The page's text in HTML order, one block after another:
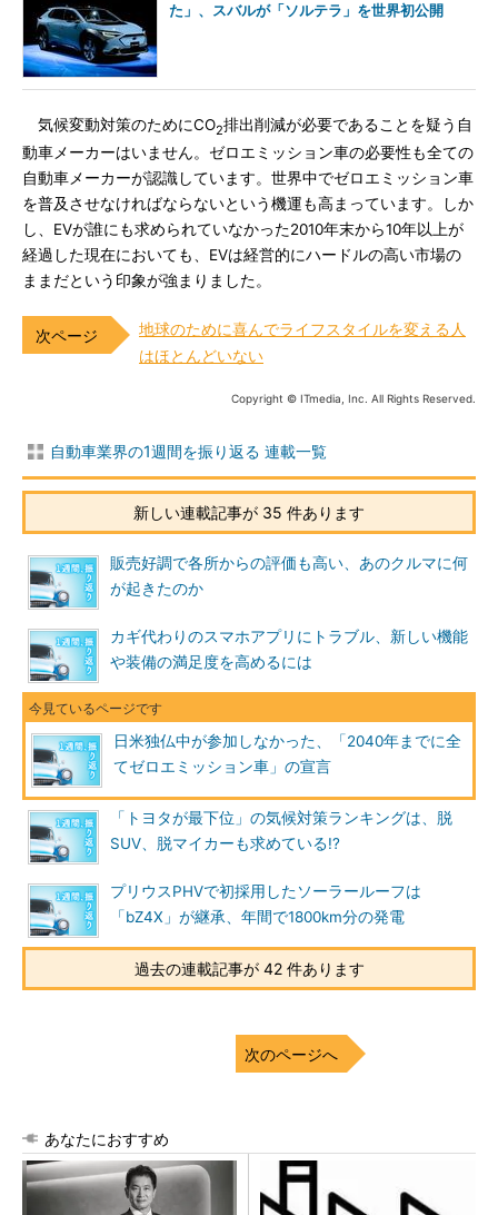
た」、スバルが「ソルテラ」を世界初公開
気候変動対策のためにCO2排出削減が必要であることを疑う自
動車メーカーはいません。ゼロエミッション車の必要性も全ての
自動車メーカーが認識しています。世界中でゼロエミッション車
を普及させなければならないという機運も高まっています。しか
し、EVが誰にも求められていなかった2010年末から10年以上が
経過した現在においても、EVは経営的にハードルの高い市場の
ままだという印象が強まりました。
地球のために喜んでライフスタイルを変える人
はほとんどいない
Copyright © ITmedia, Inc. All Rights Reserved.
自動車業界の1週間を振り返る 連載一覧
新しい連載記事が 35 件あります
販売好調で各所からの評価も高い、あのクルマに何
が起きたのか
カギ代わりのスマホアプリにトラブル、新しい機能
や装備の満足度を高めるには
日米独仏中が参加しなかった、「2040年までに全
てゼロエミッション車」の宣言
「トヨタが最下位」の気候対策ランキングは、脱
SUV、脱マイカーも求めている!?
プリウスPHVで初採用したソーラールーフは
「bZ4X」が継承、年間で1800km分の発電
過去の連載記事が 42 件あります
次のページへ
あなたにおすすめ